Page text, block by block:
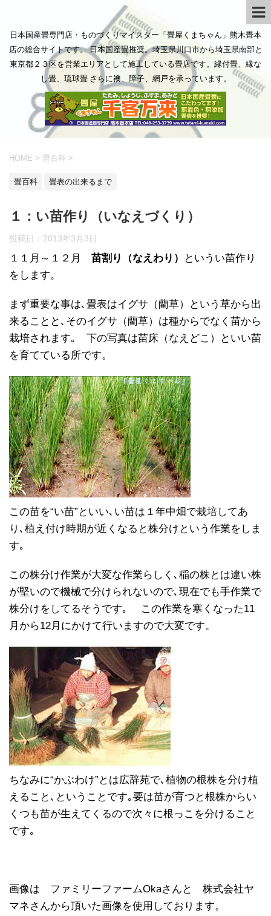
日本国産畳専門店・ものづくりマイスター「畳屋くまちゃん」熊木畳本
店の総合サイトです。 日本国産畳推奨。埼玉県川口市から埼玉県南部と
東京都２３区を営業エリアとして施工している畳店です。縁付畳、縁な
し畳、琉球畳 さらに襖、障子、網戸を承っています。
HOME > 畳百科 >
畳百科 畳表の出来るまで
１：い苗作り（いなえづくり）
投稿日： 2013年3月3日
１１月～１２月 苗割り（なえわり）
というい苗作り
をします。
まず重要な事は､畳表はイグサ（藺草）という草から出
来ることと､そのイグサ（藺草）は種からでなく苗から
栽培されます｡ 下の写真は苗床（なえどこ）といい苗
を育てている所です。
この苗を“い苗”といい､い苗は１年中畑で栽培してあ
り､植え付け時期が近くなると株分けという作業をしま
す｡
この株分け作業が大変な作業らしく､稲の株とは違い株
が堅いので機械で分けられないので､現在でも手作業で
株分けをしてるそうです｡ この作業を寒くなった11
月から12月にかけて行いますので大変です。
ちなみに“かぶわけ”とは広辞苑で､植物の根株を分け植
えること､ということです｡要は苗が育つと根株からい
くつも苗が生えてくるので次々に根っこを分けること
です｡
画像は ファミリーファームOkaさんと 株式会社ヤ
マネさんから頂いた画像を使用しております。